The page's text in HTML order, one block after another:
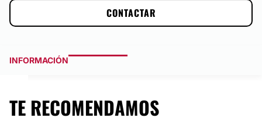
CONTACTAR
INFORMACIÓN
TE RECOMENDAMOS